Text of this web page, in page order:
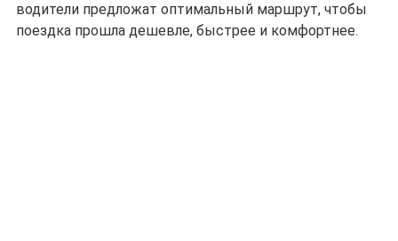
водители предложат оптимальный маршрут, чтобы
поездка прошла дешевле, быстрее и комфортнее.